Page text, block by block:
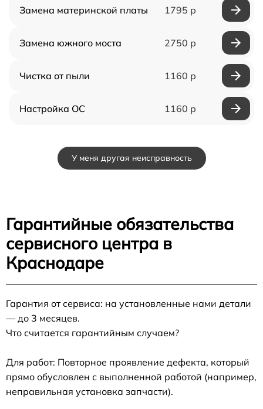
Замена материнской платы 1795 р
Замена южного моста 2750 р
Чистка от пыли 1160 р
Настройка ОС 1160 р
У меня другая неисправность
Гарантийные обязательства
сервисного центра в
Краснодаре
Гарантия от сервиса: на установленные нами детали
— до 3 месяцев.
Что считается гарантийным случаем?
Для работ: Повторное проявление дефекта, который
прямо обусловлен с выполненной работой (например,
неправильная установка запчасти).